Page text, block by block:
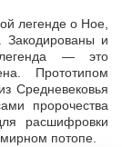
легенде о Ное,
Закодированы и
— это
Прототипом
Средневековья
пророчества
расшифровки
потопе.